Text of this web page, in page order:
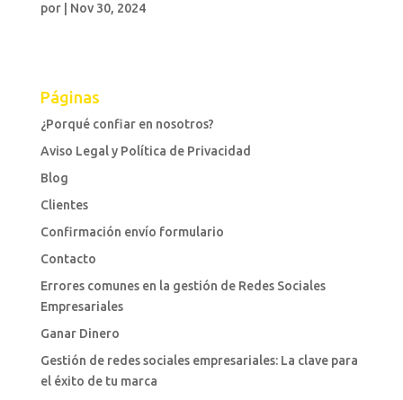
por Nov 30, 2024
Páginas
¿Porqué confiar en nosotros?
Aviso Legal y Política de Privacidad
Blog
Clientes
Confirmación envío formulario
Contacto
Errores comunes en la gestión de Redes Sociales
Empresariales
Ganar Dinero
Gestión de redes sociales empresariales: La clave para
el éxito de tu marca